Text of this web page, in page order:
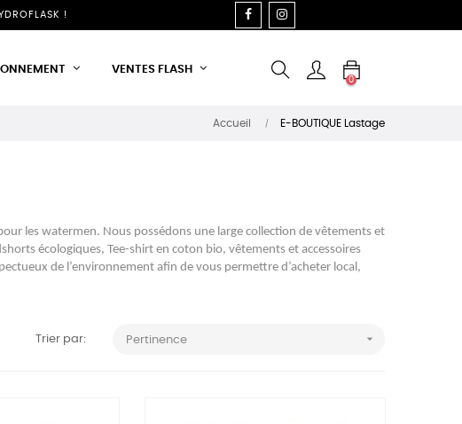
! FACEBOOK
VENTES FLASH
0
Accueil E-BOUTIQUE Lastage
les watermen. Nous possédons une large collection de vêtements et
écologiques, Tee-shirt en coton bio, vêtements et accessoires
de l’environnement afin de vous permettre d’acheter local,
Trier par: Pertinence 